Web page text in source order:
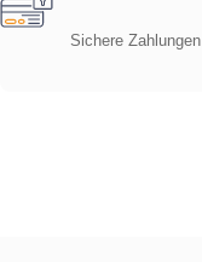
Sichere Zahlungen